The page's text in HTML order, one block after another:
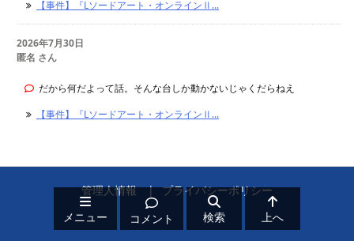
【事件】『Lソードアート・オンラインⅡ...
2026年7月30日
匿名 さん
だから何だよって話。そんな台しか動かないじゃくだらねえ
【事件】『Lソードアート・オンラインⅡ...
管理人情報
プライバシーポリシー
メニュー
コメント 検索 上へ